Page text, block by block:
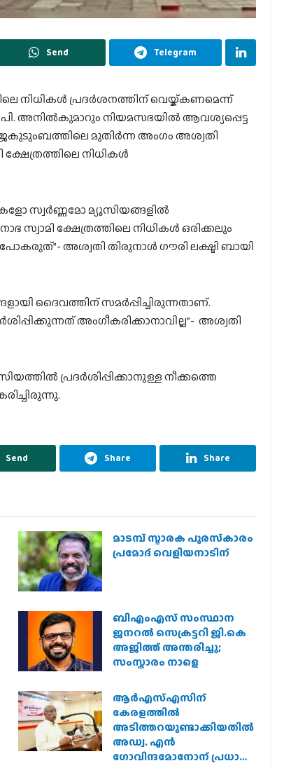
Send Telegram
നിധികൾ പ്രദർശനത്തിന് വെയ്ക്കണമെന്ന്
അനില്‍കുമാറും നിയമസഭയില്‍ ആവശ്യപ്പെട്ട
മുതിർന്ന അംഗം അശ്വതി
ക്ഷേത്രത്തിലെ നിധികള്‍
സ്വർണ്ണമോ മ്യൂസിയങ്ങളിൽ
സ്വാമി ക്ഷേത്രത്തിലെ നിധികള്‍ ഒരിക്കലും
അശ്വതി തിരുനാൾ ഗൗരി ലക്ഷ്മി ബായി
ദൈവത്തിന് സമർപ്പിച്ചിരുന്നതാണ്.
അംഗീകരിക്കാനാവില്ല”- അശ്വതി
പ്രദർശിപ്പിക്കാനുള്ള നീക്കത്തെ
Send Share Share
മാടമ്പ് സ്മാരക പുരസ്‌കാരം
പ്രമോദ് വെളിയനാടിന്
ബിഎംഎസ് സംസ്ഥാന
ജനറൽ സെക്രട്ടറി ജി.കെ
അജിത്ത് അന്തരിച്ചു;
സംസ്കാരം നാളെ
ആര്‍എസ്എസിന്
കേരളത്തില്‍
അടിത്തറയുണ്ടാക്കിയതില്‍
അഡ്വ. എന്‍
ഗോവിന്ദമോനോന് പ്രധാന